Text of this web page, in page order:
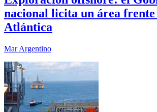
nacional licita un área frente
Atlántica
Mar Argentino